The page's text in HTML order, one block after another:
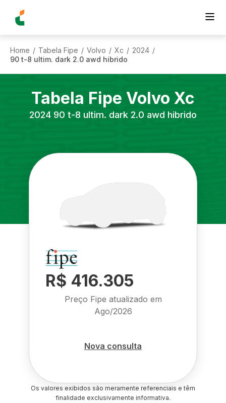
Home / Tabela Fipe / Volvo / Xc / 2024 /
90 t-8 ultim. dark 2.0 awd hibrido
Tabela Fipe Volvo Xc
2024 90 t-8 ultim. dark 2.0 awd hibrido
R$ 416.305
Preço Fipe atualizado em
Ago/2026
Nova consulta
Os valores exibidos são meramente referenciais e têm
finalidade exclusivamente informativa.